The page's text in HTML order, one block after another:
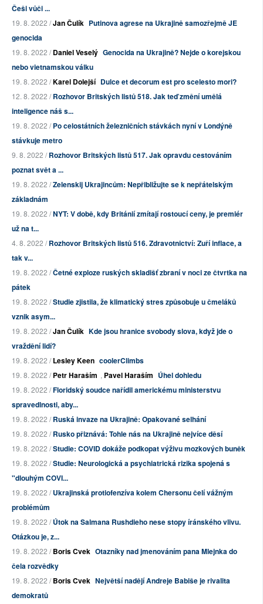
Češi vůči ...
19. 8. 2022 /Jan Čulík Putinova agrese na Ukrajině samozřejmě JE
genocida
19. 8. 2022 /Daniel Veselý Genocida na Ukrajině? Nejde o korejskou
nebo vietnamskou válku
19. 8. 2022 /Karel Dolejší Dulce et decorum est pro scelesto mori?
12. 8. 2022 /Rozhovor Britských listů 518. Jak teď změní umělá
inteligence náš s...
19. 8. 2022 /Po celostátních železničních stávkách nyní v Londýně
stávkuje metro
9. 8. 2022 /Rozhovor Britských listů 517. Jak opravdu cestováním
poznat svět a ...
19. 8. 2022 /Zelenskij Ukrajincům: Nepřibližujte se k nepřátelským
základnám
19. 8. 2022 /NYT: V době, kdy Británií zmítají rostoucí ceny, je premiér
už na t...
4. 8. 2022 /Rozhovor Britských listů 516. Zdravotnictví: Zuří inflace, a
tak v...
19. 8. 2022 /Četné exploze ruských skladišť zbraní v noci ze čtvrtka na
pátek
19. 8. 2022 /Studie zjistila, že klimatický stres způsobuje u čmeláků
vznik asym...
19. 8. 2022 /Jan Čulík Kde jsou hranice svobody slova, když jde o
vraždění lidí?
19. 8. 2022 /Lesley Keen coolerClimbs
19. 8. 2022 /Petr Haraším , Pavel Haraším Úhel dohledu
19. 8. 2022 /Floridský soudce nařídil americkému ministerstvu
spravedlnosti, aby...
19. 8. 2022 /Ruská invaze na Ukrajině: Opakované selhání
19. 8. 2022 /Rusko přiznává: Tohle nás na Ukrajině nejvíce děsí
19. 8. 2022 /Studie: COVID dokáže podkopat výživu mozkových buněk
19. 8. 2022 /Studie: Neurologická a psychiatrická rizika spojená s
"dlouhým COVI...
19. 8. 2022 /Ukrajinská protiofenzíva kolem Chersonu čelí vážným
problémům
19. 8. 2022 /Útok na Salmana Rushdieho nese stopy íránského vlivu.
Otázkou je, z...
19. 8. 2022 /Boris Cvek Otazníky nad jmenováním pana Mlejnka do
čela rozvědky
19. 8. 2022 /Boris Cvek Největší nadějí Andreje Babiše je rivalita
demokratů